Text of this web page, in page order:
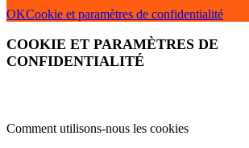
OKCookie et paramètres de confidentialité
COOKIE ET PARAMÈTRES DE
CONFIDENTIALITÉ
Comment utilisons-nous les cookies